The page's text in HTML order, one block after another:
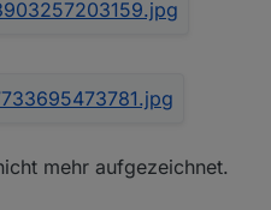
mehr aufgezeichnet.